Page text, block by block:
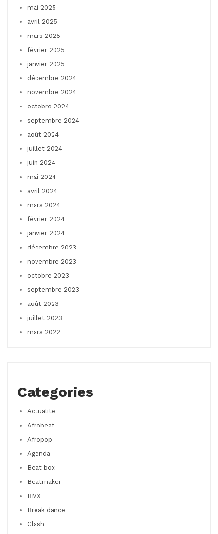
mai 2025
avril 2025
mars 2025
février 2025
janvier 2025
décembre 2024
novembre 2024
octobre 2024
septembre 2024
août 2024
juillet 2024
juin 2024
mai 2024
avril 2024
mars 2024
février 2024
janvier 2024
décembre 2023
novembre 2023
octobre 2023
septembre 2023
août 2023
juillet 2023
mars 2022
Categories
Actualité
Afrobeat
Afropop
Agenda
Beat box
Beatmaker
BMX
Break dance
Clash